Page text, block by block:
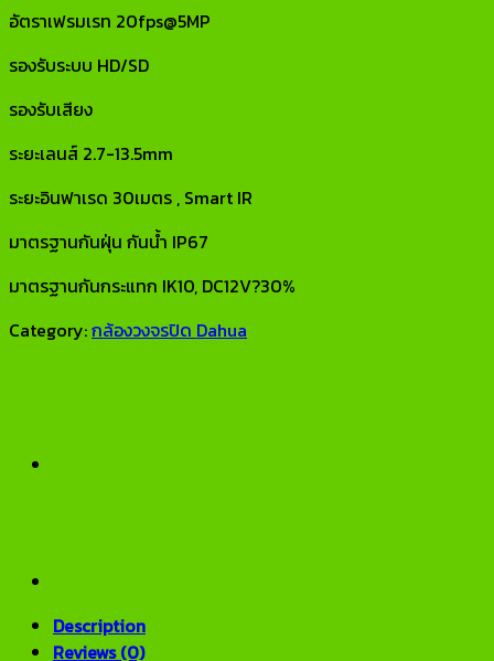
อัตราเฟรมเรท 20fps@5MP
รองรับระบบ HD/SD
รองรับเสียง
ระยะเลนส์ 2.7-13.5mm
ระยะอินฟาเรด 30เมตร , Smart IR
มาตรฐานกันฝุ่น กันน้ำ IP67
มาตรฐานกันกระแทก IK10, DC12V?30%
Category:กล้องวงจรปิด Dahua
Description
Reviews (0)